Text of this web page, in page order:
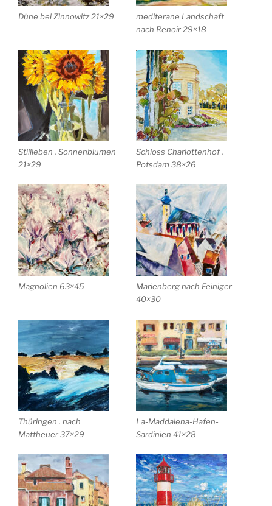
Düne bei Zinnowitz 21×29
mediterane Landschaft
nach Renoir 29×18
Stillleben . Sonnenblumen
21×29
Schloss Charlottenhof .
Potsdam 38×26
Magnolien 63×45
Marienberg nach Feiniger
40×30
Thüringen . nach
Mattheuer 37×29
La-Maddalena-Hafen-
Sardinien 41×28